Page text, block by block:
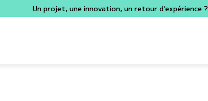
Un projet, une innovation, un retour d'expérience ?